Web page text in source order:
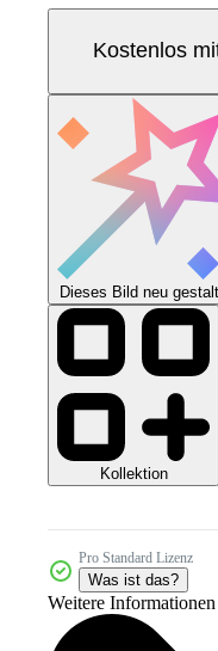
Kostenlos
Dieses Bild neu
Kollektion
Pro Standard Lizenz
Was ist das?
Weitere Informationen